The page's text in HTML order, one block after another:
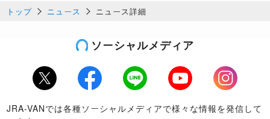
トップ ニュース ニュース詳細
ソーシャルメディア
Twitter Facebook LINE Youtube
Instagram
JRA-VANでは各種ソーシャルメディアで様々な情報を発信して